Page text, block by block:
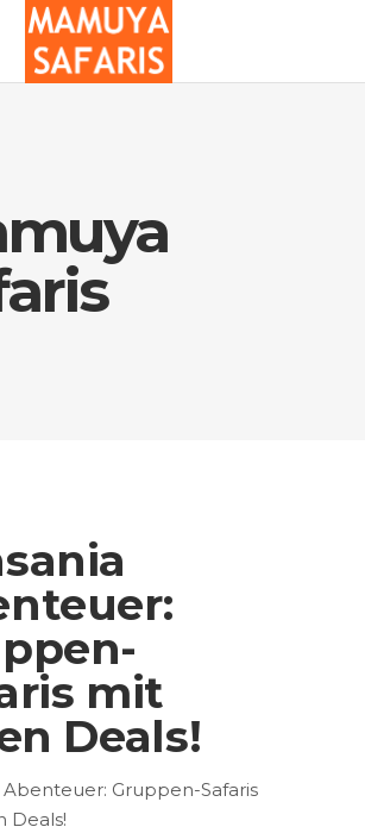
mit
Deals!
Abenteuer: Gruppen-Safaris
Deals!